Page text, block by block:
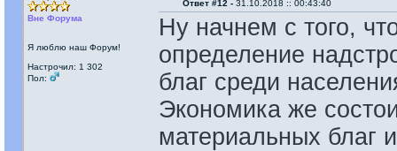
Вне Форума
Я люблю наш Форум!
Настрочил: 1 302
Пол:
Ответ #12 - 31.10.2018 :: 00:43:40
Ну начнем с того,
определение
благ среди
Экономика же
материальных благ